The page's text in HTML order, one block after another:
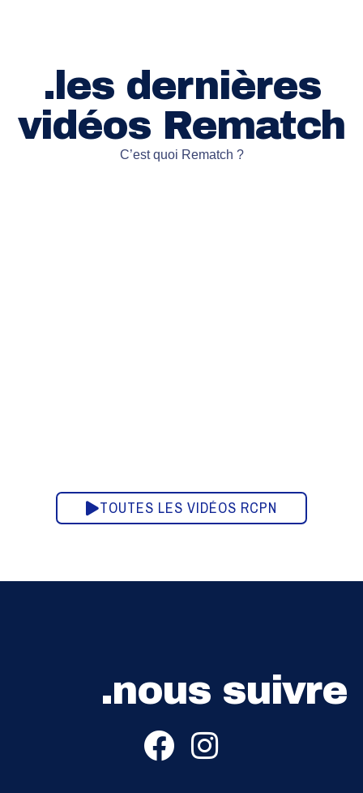
.les dernières
vidéos Rematch
C’est quoi Rematch ?
TOUTES LES VIDÉOS RCPN
.nous suivre